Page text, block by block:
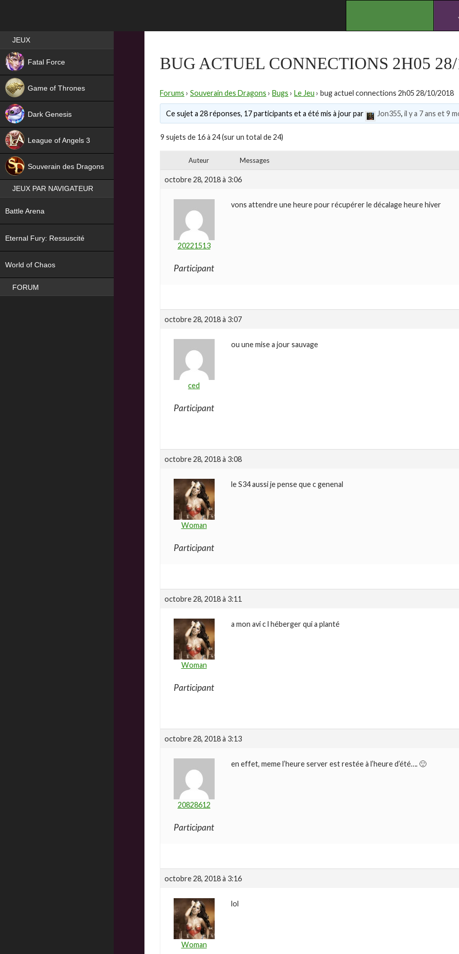
BUG ACTUEL CONNECTIONS 2H05
Forums › Souverain des Dragons › Bugs › Le Jeu › bug actuel connections 2h05 28/10/2018
Ce sujet a 28 réponses, 17 participants et a été mis à jour par Jon355, il y a 7 ans et 9
9 sujets de 16 à 24 (sur un total de 24)
Auteur Messages
octobre 28, 2018 à 3:06
20221513
Participant
vons attendre une heure pour récupérer le décalage heure hiver
octobre 28, 2018 à 3:07
ced
Participant
ou une mise a jour sauvage
octobre 28, 2018 à 3:08
Woman
Participant
le S34 aussi je pense que c genenal
octobre 28, 2018 à 3:11
Woman
Participant
a mon avi c l héberger qui a planté
octobre 28, 2018 à 3:13
20828612
Participant
en effet, meme l’heure server est restée à l’heure d’été…. 🙂
octobre 28, 2018 à 3:16
Woman
lol
Best RPG games in France
JEUX
Fatal Force
Game of Thrones
Dark Genesis
League of Angels 3
Souverain des Dragons
JEUX PAR NAVIGATEUR
Battle Arena
Eternal Fury: Ressuscité
World of Chaos
FORUM